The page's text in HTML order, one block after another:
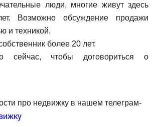
люди, многие живут здесь
Возможно обсуждение продажи
и техникой.
более 20 лет.
сейчас, чтобы договориться о
про недвижку в нашем телеграм-